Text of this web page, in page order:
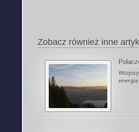
Zobacz również inne
energia